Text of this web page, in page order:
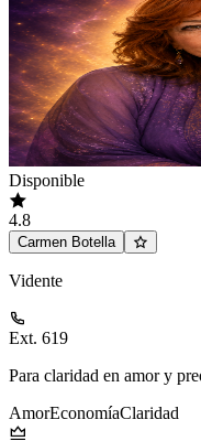
Disponible
4.8
Carmen Botella
Vidente
Ext. 619
Para claridad en amor y
AmorEconomíaClaridad